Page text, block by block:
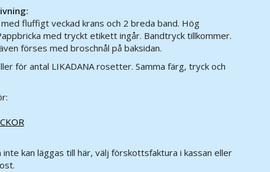
fluffigt veckad krans och 2 breda band. ​Hög
med tryckt etikett ingår. Bandtryck tillkommer.
förses med broschnål på baksidan.
för antal LIKADANA rosetter. Samma färg, tryck och
inte kan läggas till här, välj förskottsfaktura i kassan eller